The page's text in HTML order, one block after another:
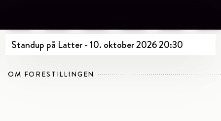
Standup på Latter - 10. oktober 2026 20:30
OM FORESTILLINGEN